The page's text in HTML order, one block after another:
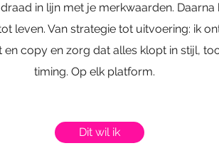
in lijn met je merkwaarden. Daarna
leven. Van strategie tot uitvoering: ik
en copy en zorg dat alles klopt in stijl,
timing. Op elk platform.
Dit wil ik